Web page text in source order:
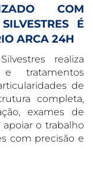
COM
É
ARCA 24H
realiza
tratamentos
de
completa,
exames de
o trabalho
com precisão e